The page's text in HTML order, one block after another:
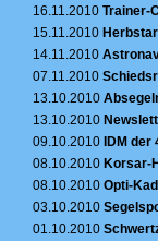
16.11.2010 Trainer-
15.11.2010
14.11.2010
07.11.2010
13.10.2010
13.10.2010
09.10.2010 IDM der
08.10.2010 Korsar-
08.10.2010 Opti-
03.10.2010
01.10.2010